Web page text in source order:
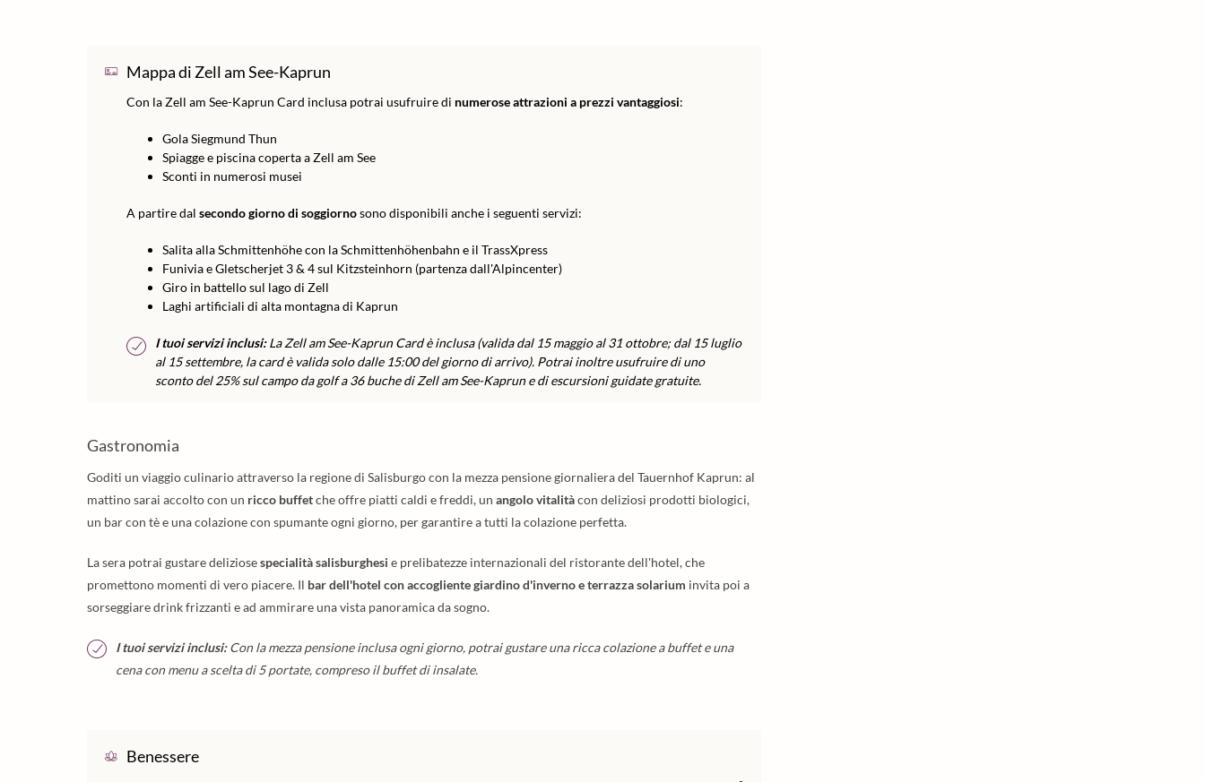
Mappa di Zell am See-Kaprun
Con la Zell am See-Kaprun Card inclusa potrai usufruire di numerose attrazioni a prezzi vantaggiosi:
Gola Siegmund Thun
Spiagge e piscina coperta a Zell am See
Sconti in numerosi musei
A partire dal secondo giorno di soggiornosono disponibili anche i seguenti servizi:
Salita alla Schmittenhöhe con la Schmittenhöhenbahn e il TrassXpress
Funivia e Gletscherjet 3 & 4 sul Kitzsteinhorn (partenza dall'Alpincenter)
Giro in battello sul lago di Zell
Laghi artificiali di alta montagna di Kaprun
I tuoi servizi inclusi:La Zell am See-Kaprun Card è inclusa (valida dal 15 maggio al 31 ottobre; dal 15 luglio
al 15 settembre, la card è valida solo dalle 15:00 del giorno di arrivo). Potrai inoltre usufruire di uno
sconto del 25% sul campo da golf a 36 buche di Zell am See-Kaprun e di escursioni guidate gratuite.
Gastronomia
Goditi un viaggio culinario attraverso la regione di Salisburgo con la mezza pensione giornaliera del Tauernhof Kaprun: al
mattino sarai accolto con un ricco buffetche offre piatti caldi e freddi, un angolo vitalitàcon deliziosi prodotti biologici,
un bar con tè e una colazione con spumante ogni giorno, per garantire a tutti la colazione perfetta.
La sera potrai gustare deliziosespecialità salisburghesi e prelibatezze internazionali del ristorante dell'hotel, che
promettono momenti di vero piacere. Il bar dell'hotel con accogliente giardino d'inverno e terrazza solarium invita poi a
sorseggiare drink frizzanti e ad ammirare una vista panoramica da sogno.
I tuoi servizi inclusi:Con la mezza pensione inclusa ogni giorno, potrai gustare una ricca colazione a buffet e una
cena con menu a scelta di 5 portate, compreso il buffet di insalate.
Benessere